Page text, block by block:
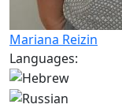
Mariana Reizin
Languages: